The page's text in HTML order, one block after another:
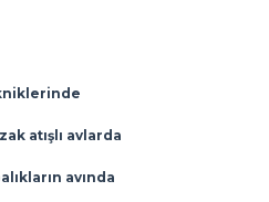
atışlı avlarda
avında